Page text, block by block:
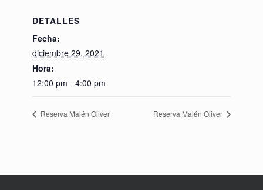
DETALLES
Fecha:
diciembre 29, 2021
Hora:
12:00 pm - 4:00 pm
Reserva Malén Oliver Reserva Malén Oliver